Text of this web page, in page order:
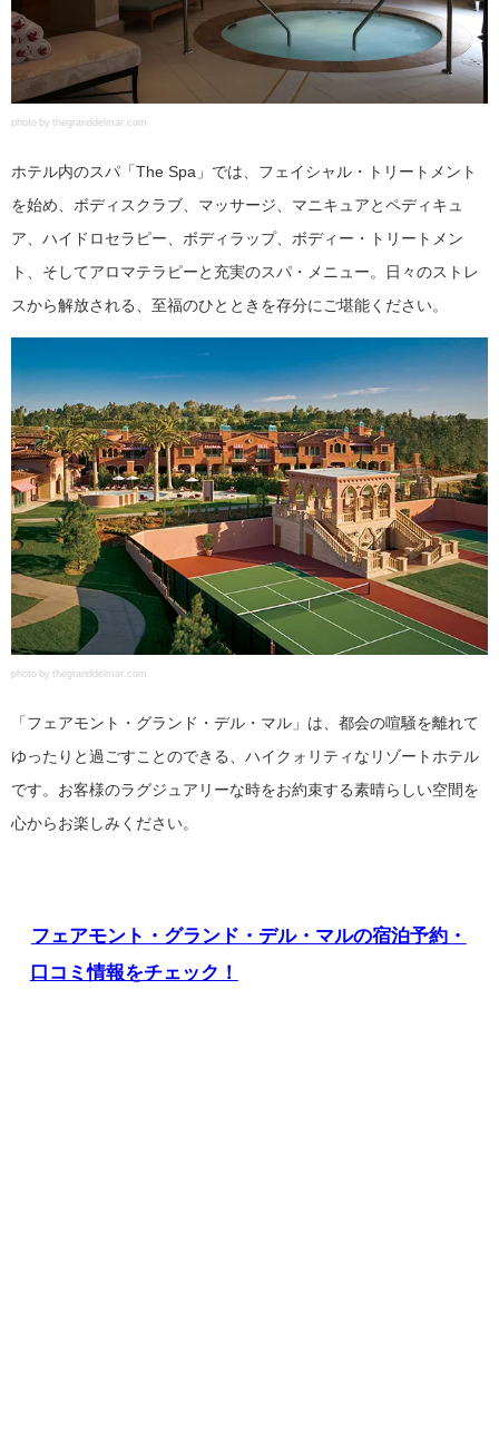
photo by thegranddelmar.com
ホテル内のスパ「The Spa」では、フェイシャル・トリートメント
を始め、ボディスクラブ、マッサージ、マニキュアとペディキュ
ア、ハイドロセラピー、ボディラップ、ボディー・トリートメン
ト、そしてアロマテラピーと充実のスパ・メニュー。日々のストレ
スから解放される、至福のひとときを存分にご堪能ください。
photo by thegranddelmar.com
「フェアモント・グランド・デル・マル」は、都会の喧騒を離れて
ゆったりと過ごすことのできる、ハイクォリティなリゾートホテル
です。お客様のラグジュアリーな時をお約束する素晴らしい空間を
心からお楽しみください。
フェアモント・グランド・デル・マルの宿泊予約・
口コミ情報をチェック！